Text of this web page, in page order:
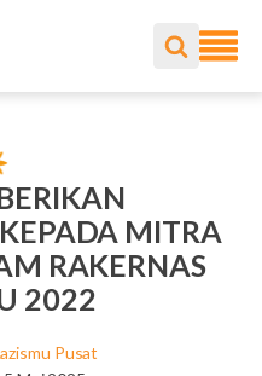
MITRA
RAKERNAS
2022
Pusat